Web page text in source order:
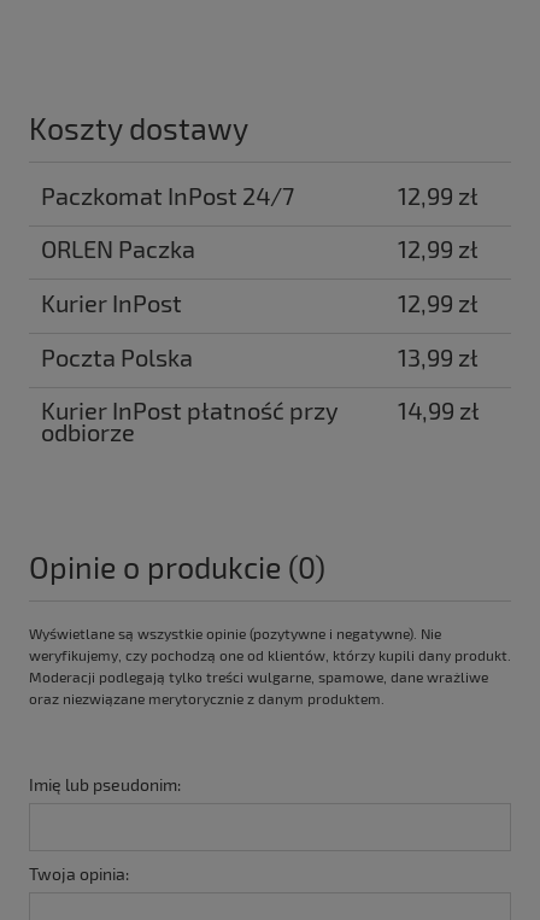
Koszty dostawy
Paczkomat InPost 24/7
12,99 zł
ORLEN Paczka
12,99 zł
Kurier InPost
12,99 zł
Poczta Polska
13,99 zł
Kurier InPost płatność przy
odbiorze
14,99 zł
Opinie o produkcie (0)
Wyświetlane są wszystkie opinie (pozytywne i negatywne). Nie
weryfikujemy, czy pochodzą one od klientów, którzy kupili dany produkt.
Moderacji podlegają tylko treści wulgarne, spamowe, dane wrażliwe
oraz niezwiązane merytorycznie z danym produktem.
Imię lub pseudonim:
Twoja opinia: